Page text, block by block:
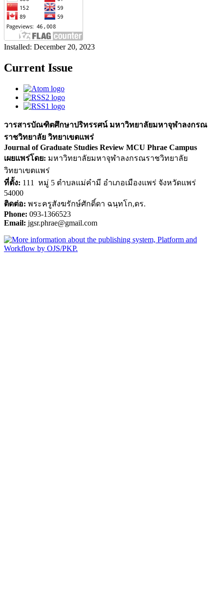
Installed: December 20, 2023
Current Issue
วารสารบัณฑิตศึกษาปริทรรศน์ มหาวิทยาลัยมหาจุฬาลงกรณ
ราชวิทยาลัย วิทยาเขตแพร่
Journal of Graduate Studies Review MCU Phrae Campus
เผยแพร่โดย: มหาวิทยาลัยมหาจุฬาลงกรณราชวิทยาลัย
วิทยาเขตแพร่
ที่ตั้ง: 111 หมู่ 5 ตำบลแม่คำมี อำเภอเมืองแพร่ จังหวัดแพร่
54000
ติดต่อ: พระครูสังฆรักษ์ศักดิ์ดา ฉนฺทโก,ดร.
Phone: 093-1366523
Email: jgsr.phrae@gmail.com